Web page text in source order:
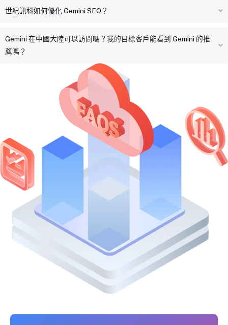
世紀訊科如何優化 Gemini SEO？
Gemini 在中國大陸可以訪問嗎？我的目標客戶能看到 Gemini 的推
薦嗎？